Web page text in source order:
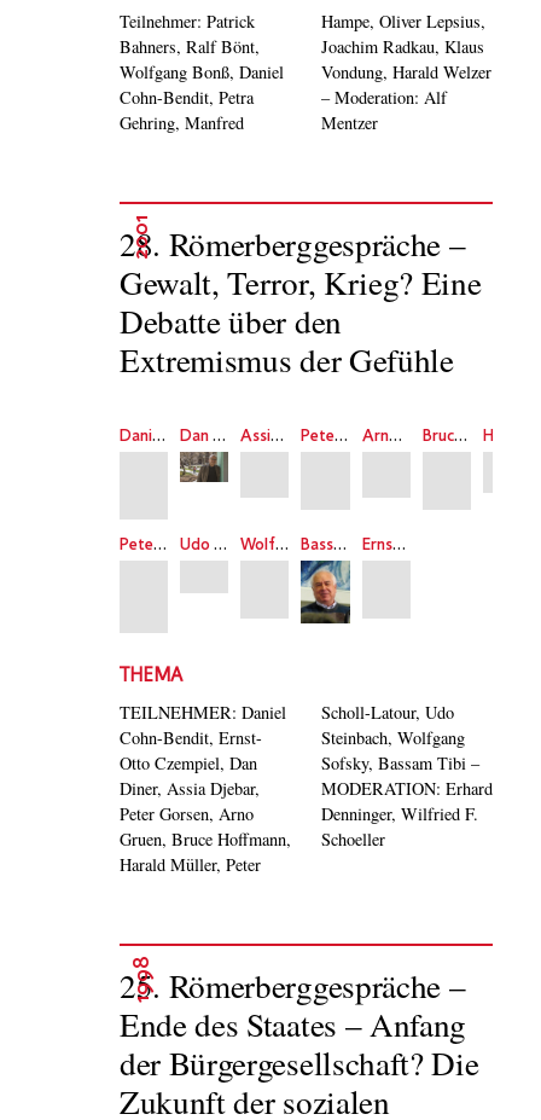
Teilnehmer: Patrick
Bahners, Ralf Bönt,
Wolfgang Bonß, Daniel
Cohn-Bendit, Petra
Gehring, Manfred
Hampe, Oliver Lepsius,
Joachim Radkau, Klaus
Vondung, Harald Welzer
– Moderation: Alf
Mentzer
2001
28. Römerberggespräche –
Gewalt, Terror, Krieg? Eine
Debatte über den
Extremismus der Gefühle
Daniel Cohn-Bendit Dan Diner Assia Djebar Peter Gorsen Arno Gruen Bruce Hoffmann
Peter Scholl-Latour Udo Steinbach Wolfgang Sofsky Bassam Tibi Ernst-Otto Czempiel
THEMA
TEILNEHMER: Daniel
Cohn-Bendit, Ernst-
Otto Czempiel, Dan
Diner, Assia Djebar,
Peter Gorsen, Arno
Gruen, Bruce Hoffmann,
Harald Müller, Peter
Scholl-Latour, Udo
Steinbach, Wolfgang
Sofsky, Bassam Tibi –
MODERATION: Erhard
Denninger, Wilfried F.
Schoeller
1998
25. Römerberggespräche –
Ende des Staates – Anfang
der Bürgergesellschaft? Die
Zukunft der sozialen